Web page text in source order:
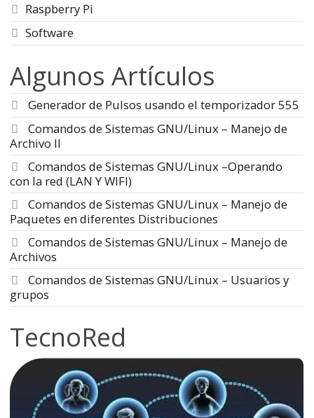
Raspberry Pi
Software
Algunos Artículos
Generador de Pulsos usando el temporizador 555
Comandos de Sistemas GNU/Linux – Manejo de
Archivo II
Comandos de Sistemas GNU/Linux –Operando
con la red (LAN Y WIFI)
Comandos de Sistemas GNU/Linux – Manejo de
Paquetes en diferentes Distribuciones
Comandos de Sistemas GNU/Linux – Manejo de
Archivos
Comandos de Sistemas GNU/Linux – Usuarios y
grupos
TecnoRed